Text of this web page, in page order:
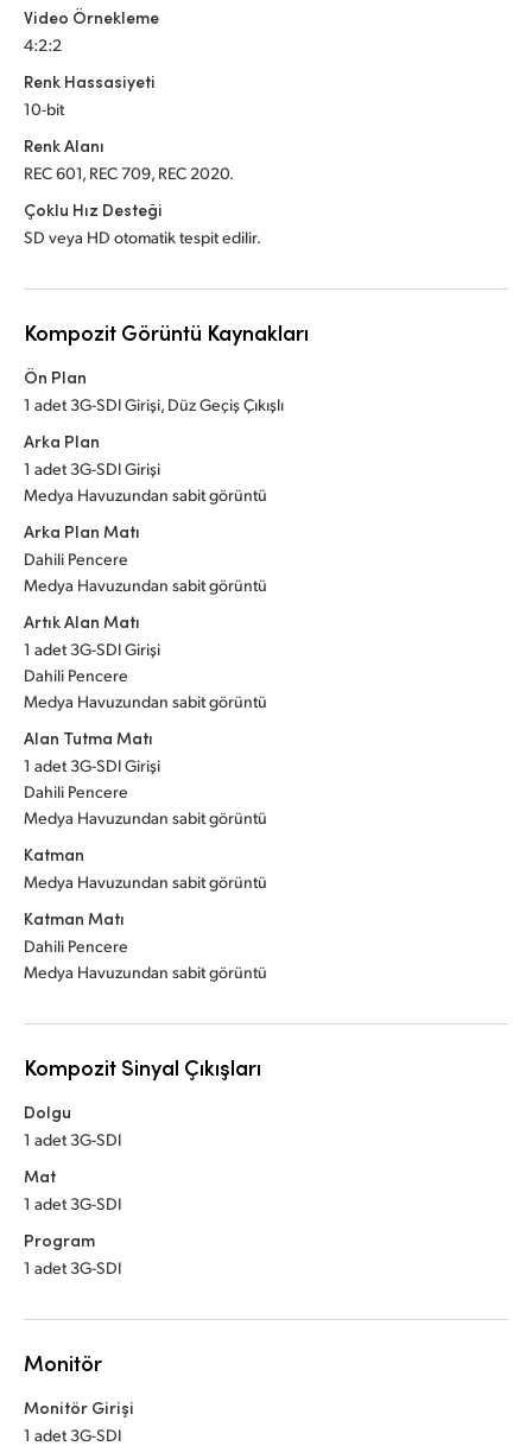
Video Örnekleme
4:2:2
Renk Hassasiyeti
10-bit
Renk Alanı
REC 601, REC 709, REC 2020.
Çoklu Hız Desteği
SD veya HD otomatik tespit edilir.
Kompozit Görüntü Kaynakları
Ön Plan
1 adet 3G-SDI Girişi, Düz Geçiş Çıkışlı
Arka Plan
1 adet 3G-SDI Girişi
Medya Havuzundan sabit görüntü
Arka Plan Matı
Dahili Pencere
Medya Havuzundan sabit görüntü
Artık Alan Matı
1 adet 3G-SDI Girişi
Dahili Pencere
Medya Havuzundan sabit görüntü
Alan Tutma Matı
1 adet 3G-SDI Girişi
Dahili Pencere
Medya Havuzundan sabit görüntü
Katman
Medya Havuzundan sabit görüntü
Katman Matı
Dahili Pencere
Medya Havuzundan sabit görüntü
Kompozit Sinyal Çıkışları
Dolgu
1 adet 3G-SDI
Mat
1 adet 3G-SDI
Program
1 adet 3G-SDI
Monitör
Monitör Girişi
1 adet 3G-SDI